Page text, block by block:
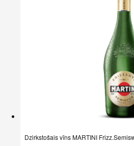
Dzirkstošais vīns MARTINI